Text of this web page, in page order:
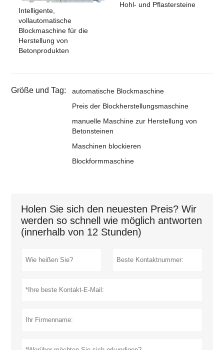
Intelligente,
vollautomatische
Blockmaschine für die
Herstellung von
Betonprodukten
Hohl- und Pflastersteine
Größe und Tag:
automatische Blockmaschine
Preis der Blockherstellungsmaschine
manuelle Maschine zur Herstellung von
Betonsteinen
Maschinen blockieren
Blockformmaschine
Holen Sie sich den neuesten Preis? Wir
werden so schnell wie möglich antworten
(innerhalb von 12 Stunden)